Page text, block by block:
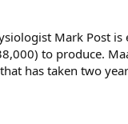
Mark Post
to produce.
has taken two